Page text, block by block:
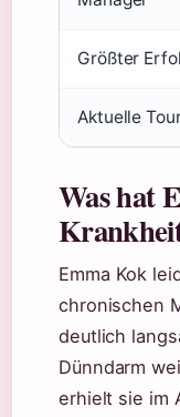
Größter
Aktuelle
Was hat
Emma Kok
chronischen
deutlich
Dünndarm
erhielt sie im